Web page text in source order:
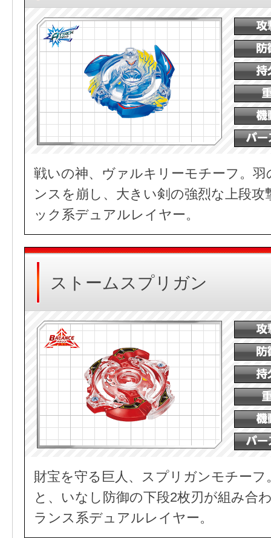
戦いの神、ヴァルキリーモチーフ。
ンスを崩し、大きい剣の強烈な上段
ック系デュアルレイヤー。
ストームスプリガン
財宝を守る巨人、スプリガンモチーフ
と、いなし防御の下段2枚刃が組み合
ランス系デュアルレイヤー。